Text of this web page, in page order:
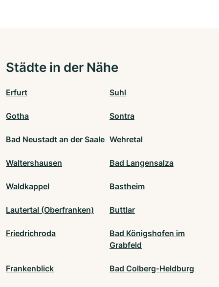
Städte in der Nähe
Erfurt Suhl
Gotha Sontra
Bad Neustadt an der Saale Wehretal
Waltershausen Bad Langensalza
Waldkappel Bastheim
Lautertal (Oberfranken) Buttlar
Friedrichroda
Bad Königshofen im
Grabfeld
Frankenblick Bad Colberg-Heldburg